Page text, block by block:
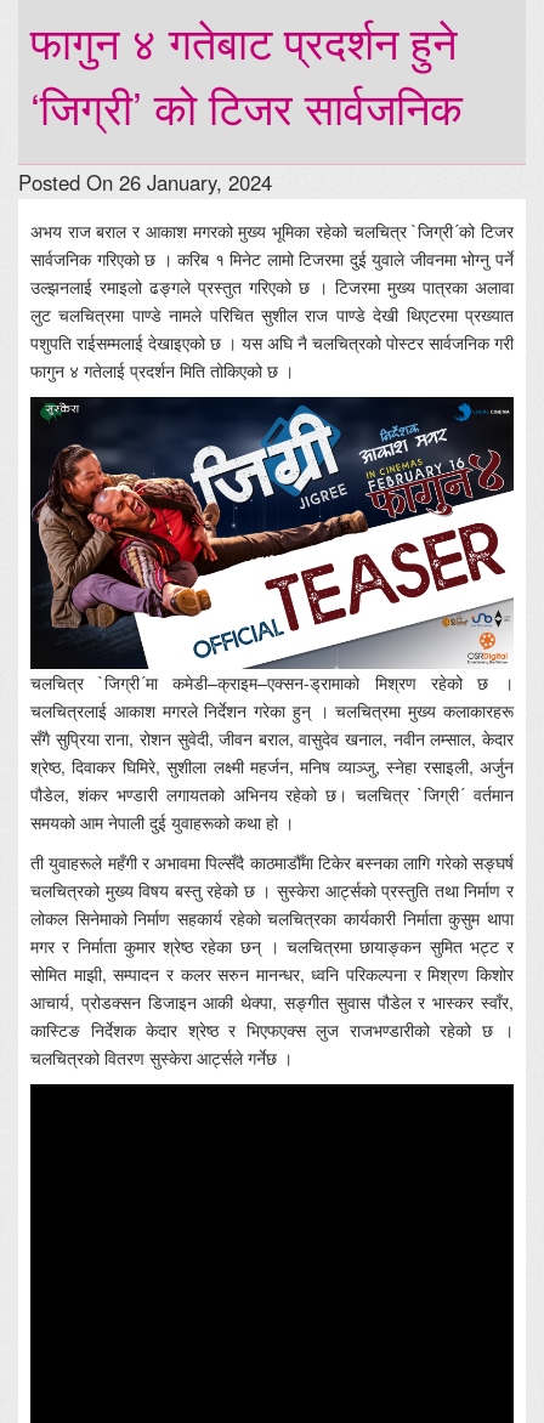
फागुन ४ गतेबाट प्रदर्शन हुने
‘जिग्री’ को टिजर सार्वजनिक
Posted On 26 January, 2024
अभय राज बराल र आकाश मगरको मुख्य भूमिका रहेको चलचित्र `जिग्री´को टिजर
सार्वजनिक गरिएको छ । करिब १ मिनेट लामो टिजरमा दुई युवाले जीवनमा भोग्नु पर्ने
उल्झनलाई रमाइलो ढङ्गले प्रस्तुत गरिएको छ । टिजरमा मुख्य पात्रका अलावा
लुट चलचित्रमा पाण्डे नामले परिचित सुशील राज पाण्डे देखी थिएटरमा प्रख्यात
पशुपति राईसम्मलाई देखाइएको छ । यस अघि नै चलचित्रको पोस्टर सार्वजनिक गरी
फागुन ४ गतेलाई प्रदर्शन मिति तोकिएको छ ।
चलचित्र `जिग्री´मा कमेडी–क्राइम–एक्सन-ड्रामाको मिश्रण रहेको छ ।
चलचित्रलाई आकाश मगरले निर्देशन गरेका हुन् । चलचित्रमा मुख्य कलाकारहरू
सँगै सुप्रिया राना, रोशन सुवेदी, जीवन बराल, वासुदेव खनाल, नवीन लम्साल, केदार
श्रेष्ठ, दिवाकर घिमिरे, सुशीला लक्ष्मी महर्जन, मनिष व्याञ्जु, स्नेहा रसाइली, अर्जुन
पौडेल, शंकर भण्डारी लगायतको अभिनय रहेको छ। चलचित्र `जिग्री´ वर्तमान
समयको आम नेपाली दुई युवाहरूको कथा हो ।
ती युवाहरूले महँगी र अभावमा पिल्सँदै काठमाडौँमा टिकेर बस्नका लागि गरेको सङ्घर्ष
चलचित्रको मुख्य विषय बस्तु रहेको छ । सुस्केरा आर्ट्सको प्रस्तुति तथा निर्माण र
लोकल सिनेमाको निर्माण सहकार्य रहेको चलचित्रका कार्यकारी निर्माता कुसुम थापा
मगर र निर्माता कुमार श्रेष्ठ रहेका छन् । चलचित्रमा छायाङ्कन सुमित भट्ट र
सोमित माझी, सम्पादन र कलर सरुन मानन्धर, ध्वनि परिकल्पना र मिश्रण किशोर
आचार्य, प्रोडक्सन डिजाइन आकी थेक्पा, सङ्गीत सुवास पौडेल र भास्कर स्वाँर,
कास्टिङ निर्देशक केदार श्रेष्ठ र भिएफएक्स लुज राजभण्डारीको रहेको छ ।
चलचित्रको वितरण सुस्केरा आर्ट्सले गर्नेछ ।